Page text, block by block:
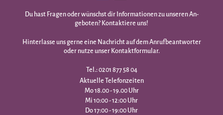
Du hast Fragen oder wünschst dir Infor­mationen zu unseren An­
geboten? Kontaktiere uns!
Hinterlasse uns gerne eine Nachricht auf dem Anrufbeantworter
oder nutze unser Kontaktformular.
Tel.: 0201 877 58 04
Aktuelle Telefonzeiten
Mo 18.00 - 19.00 Uhr
Mi 10:00 - 12:00 Uhr
Do 17:00 - 19:00 Uhr